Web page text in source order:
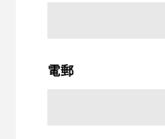
電郵